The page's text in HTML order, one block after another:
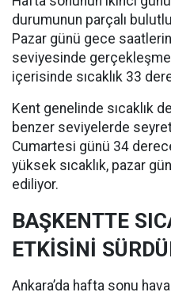
durumunun parçalı
Pazar günü gece
seviyesinde
içerisinde sıcaklık 33
Kent genelinde sıcaklık
benzer seviyelerde
Cumartesi günü 34
yüksek sıcaklık, pazar
ediliyor.
BAŞKENTTE
ETKİSİNİ
Ankara’da hafta sonu